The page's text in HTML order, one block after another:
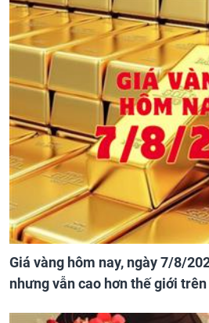
Giá vàng hôm nay, ngày 7/8/
nhưng vẫn cao hơn thế giới